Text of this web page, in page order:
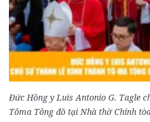
Đức Hồng y Luis Antonio G. Tagle
Tôma Tông đồ tại Nhà thờ Chính